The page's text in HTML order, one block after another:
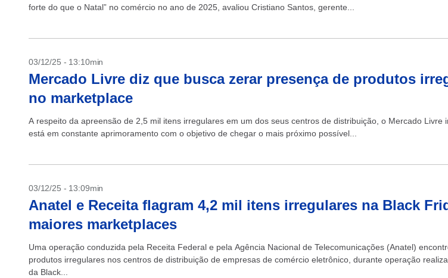
forte do que o Natal” no comércio no ano de 2025, avaliou Cristiano Santos, gerente...
03/12/25 - 13:10min
Mercado Livre diz que busca zerar presença de produtos
no marketplace
A respeito da apreensão de 2,5 mil itens irregulares em um dos seus centros de distribuição, o Mercado Livre
está em constante aprimoramento com o objetivo de chegar o mais próximo possível...
03/12/25 - 13:09min
Anatel e Receita flagram 4,2 mil itens irregulares na Black
maiores marketplaces
Uma operação conduzida pela Receita Federal e pela Agência Nacional de Telecomunicações (Anatel)
produtos irregulares nos centros de distribuição de empresas de comércio eletrônico, durante operação
da Black...